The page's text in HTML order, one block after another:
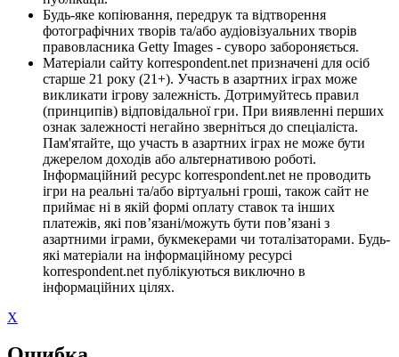
Будь-яке копіювання, передрук та відтворення
фотографічних творів та/або аудіовізуальних творів
правовласника Getty Images - суворо забороняється.
Матеріали сайту korrespondent.net призначені для осіб
старше 21 року (21+). Участь в азартних іграх може
викликати ігрову залежність. Дотримуйтесь правил
(принципів) відповідальної гри. При виявленні перших
ознак залежності негайно зверніться до спеціаліста.
Пам'ятайте, що участь в азартних іграх не може бути
джерелом доходів або альтернативою роботі.
Інформаційний ресурс korrespondent.net не проводить
ігри на реальні та/або віртуальні гроші, також сайт не
приймає ні в якій формі оплату ставок та інших
платежів, які пов’язані/можуть бути пов’язані з
азартними іграми, букмекерами чи тоталізаторами. Будь-
які матеріали на інформаційному ресурсі
korrespondent.net публікуються виключно в
інформаційних цілях.
X